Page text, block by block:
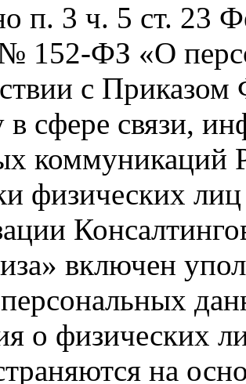
п. 3 ч. 5 ст. 23
152-ФЗ «О
с
в сфере связи,
коммуникаций
физических
включен
о физических
на